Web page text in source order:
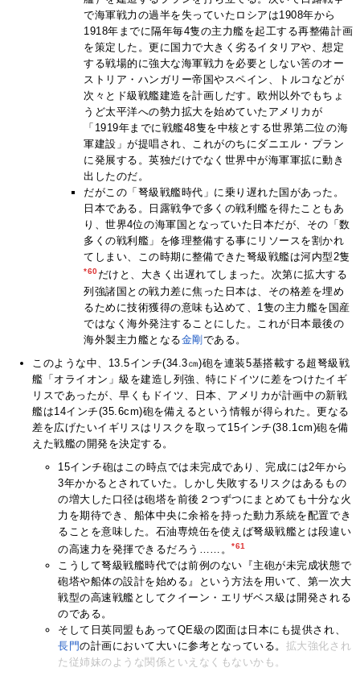
で海軍戦力の過半を失っていたロシアは1908年から
1918年までに隔年毎4隻の主力艦を起工する再整備計画
を策定した。更に国力で大きく劣るイタリアや、想定
する戦場的に強大な海軍戦力を必要としない筈のオー
ストリア・ハンガリー帝国やスペイン、トルコなどが
次々とド級戦艦建造を計画しだす。欧州以外でもちょ
うど太平洋への勢力拡大を始めていたアメリカが
「1919年までに戦艦48隻を中核とする世界第二位の海
軍建設」が提唱され、これがのちにダニエル・プラン
に発展する。英独だけでなく世界中が海軍軍拡に動き
出したのだ。
だがこの「弩級戦艦時代」に乗り遅れた国があった。
日本である。日露戦争で多くの戦利艦を得たこともあ
り、世界4位の海軍国となっていた日本だが、その「数
多くの戦利艦」を修理整備する事にリソースを割かれ
てしまい、この時期に整備できた弩級戦艦は河内型2隻
*60だけと、大きく出遅れてしまった。次第に拡大する
列強諸国との戦力差に焦った日本は、その格差を埋め
るために技術獲得の意味も込めて、1隻の主力艦を国産
ではなく海外発注することにした。これが日本最後の
海外製主力艦となる金剛である。
このような中、13.5インチ(34.3㎝)砲を連装5基搭載する超弩級戦
艦「オライオン」級を建造し列強、特にドイツに差をつけたイギ
リスであったが、早くもドイツ、日本、アメリカが計画中の新戦
艦は14インチ(35.6cm)砲を備えるという情報が得られた。更なる
差を広げたいイギリスはリスクを取って15インチ(38.1cm)砲を備
えた戦艦の開発を決定する。
15インチ砲はこの時点では未完成であり、完成には2年から
3年かかるとされていた。しかし失敗するリスクはあるもの
の増大した口径は砲塔を前後２つずつにまとめても十分な火
力を期待でき、船体中央に余裕を持った動力系統を配置でき
ることを意味した。石油専焼缶を使えば弩級戦艦とは段違い
の高速力を発揮できるだろう……。*61
こうして弩級戦艦時代では前例のない『主砲が未完成状態で
砲塔や船体の設計を始める』という方法を用いて、第一次大
戦型の高速戦艦としてクイーン・エリザベス級は開発される
のである。
そして日英同盟もあってQE級の図面は日本にも提供され、
長門の計画において大いに参考となっている。 拡大強化され
た従姉妹のような関係といえなくもないかも。